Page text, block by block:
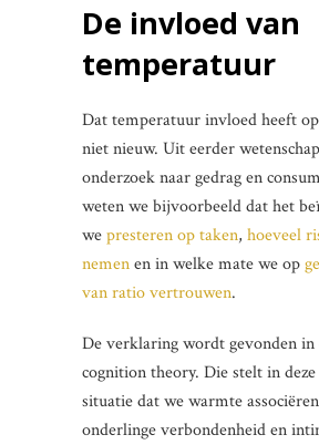
De invloed van
temperatuur
Dat temperatuur invloed heeft
niet nieuw. Uit eerder
onderzoek naar gedrag en
weten we bijvoorbeeld dat het
wepresteren op taken, hoeveel
nemenen in welke mate we op
van ratio vertrouwen.
De verklaring wordt gevonden in
cognition theory. Die stelt in
situatie dat we warmte
onderlinge verbondenheid en